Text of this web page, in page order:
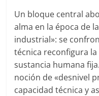
Un bloque central
alma en la época de
industrial»: se
técnica reconfigura
sustancia humana
noción de «desnivel
capacidad técnica y